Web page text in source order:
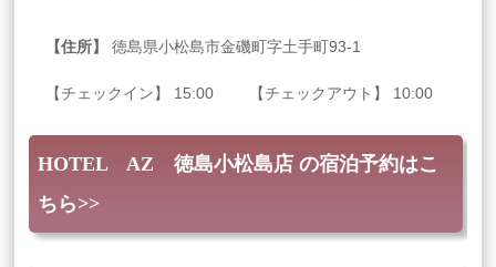
【住所】 徳島県小松島市金磯町字土手町93-1
【チェックイン】 15:00 【チェックアウト】 10:00
HOTEL AZ 徳島小松島店 の宿泊予約はこ
ちら>>